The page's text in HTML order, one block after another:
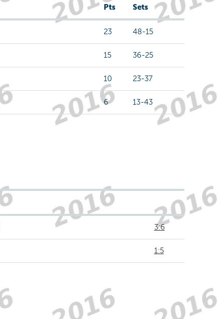
Pts Sets
23 48-15
15 36-25
10 23-37
6 13-43
3:6
1:5